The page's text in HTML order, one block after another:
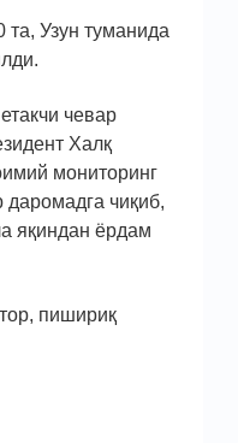
Узун туманида
чевар
Халқ
мониторинг
чиқиб,
яқиндан ёрдам
пишириқ